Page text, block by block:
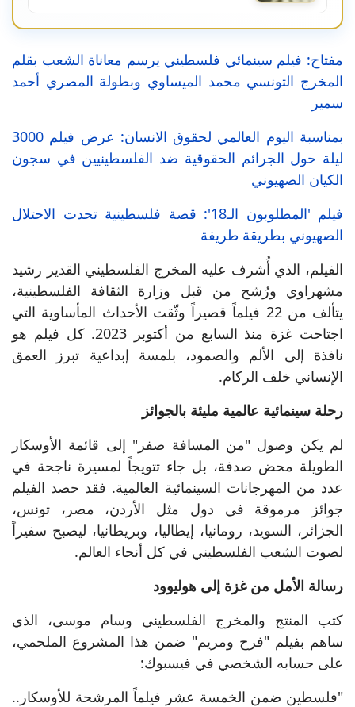
مفتاح: فيلم سينمائي فلسطيني يرسم معاناة الشعب بقلم
المخرج التونسي محمد الميساوي وبطولة المصري أحمد
سمير
بمناسبة اليوم العالمي لحقوق الانسان: عرض فيلم 3000
ليلة حول الجرائم الحقوقية ضد الفلسطينيين في سجون
الكيان الصهيوني
فيلم 'المطلوبون الـ18': قصة فلسطينية تحدت الاحتلال
الصهيوني بطريقة طريفة
الفيلم، الذي أُشرف عليه المخرج الفلسطيني القدير رشيد
مشهراوي ورُشح من قبل وزارة الثقافة الفلسطينية،
يتألف من 22 فيلماً قصيراً وثّقت الأحداث المأساوية التي
اجتاحت غزة منذ السابع من أكتوبر 2023. كل فيلم هو
نافذة إلى الألم والصمود، بلمسة إبداعية تبرز العمق
الإنساني خلف الركام.
رحلة سينمائية عالمية مليئة بالجوائز
لم يكن وصول "من المسافة صفر" إلى قائمة الأوسكار
الطويلة محض صدفة، بل جاء تتويجاً لمسيرة ناجحة في
عدد من المهرجانات السينمائية العالمية. فقد حصد الفيلم
جوائز مرموقة في دول مثل الأردن، مصر، تونس،
الجزائر، السويد، رومانيا، إيطاليا، وبريطانيا، ليصبح سفيراً
لصوت الشعب الفلسطيني في كل أنحاء العالم.
رسالة الأمل من غزة إلى هوليوود
كتب المنتج والمخرج الفلسطيني وسام موسى، الذي
ساهم بفيلم "فرح ومريم" ضمن هذا المشروع الملحمي،
على حسابه الشخصي في فيسبوك:
"فلسطين ضمن الخمسة عشر فيلماً المرشحة للأوسكار..